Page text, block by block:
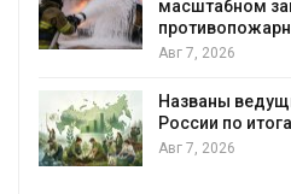
масштабном
Авг 7, 2026
Названы
России по
Авг 7, 2026